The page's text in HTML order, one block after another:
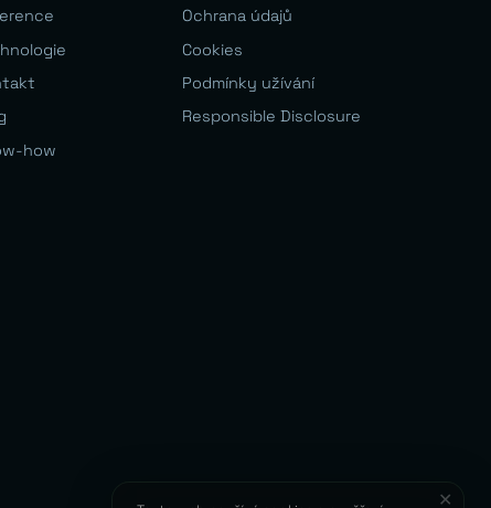
how
Ochrana údajů
Cookies
Podmínky užívání
Responsible Disclosure
✕